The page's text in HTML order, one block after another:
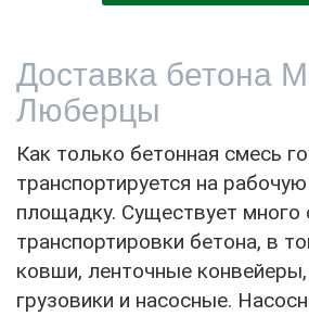
Доставка бетона
Люберцы
Как только бетонная смесь
транспортируется на рабочую
площадку. Существует много
транспортировки бетона, в
ковши, ленточные
грузовики и насосные.